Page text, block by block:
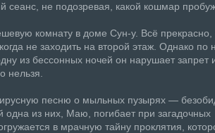
сеанс, не подозревая, какой кошмар
комнату в доме Сун-у. Всё прекрасно,
не заходить на второй этаж. Однако по
из бессонных ночей он нарушает запрет
нельзя.
песню о мыльных пузырях —
одна из них, Маю, погибает при загадочных
в мрачную тайну проклятия,